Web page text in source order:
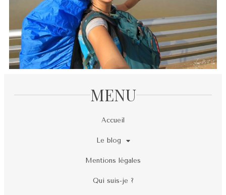
MENU
Accueil
Le blog
Mentions légales
Qui suis-je ?